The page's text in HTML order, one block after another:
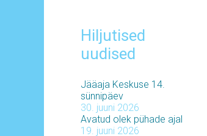
Hiljutised
uudised
Jääaja Keskuse 14.
sünnipäev
30. juuni 2026
Avatud olek pühade ajal
19. juuni 2026